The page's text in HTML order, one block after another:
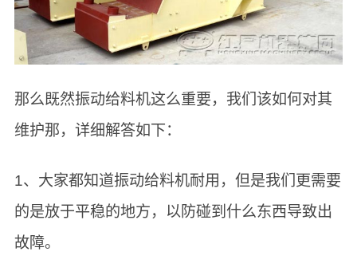
那么既然振动给料机这么重要，我们该如何对其
维护那，详细解答如下：
1、大家都知道振动给料机耐用，但是我们更需要
的是放于平稳的地方，以防碰到什么东西导致出
故障。